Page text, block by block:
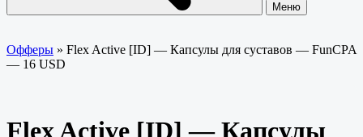
Меню
Офферы » Flex Active [ID] — Капсулы для суставов — FunCPA
— 16 USD
Flex Active [ID] — Капсулы